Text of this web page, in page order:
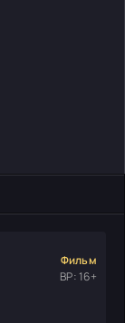
Фильм
ВР: 16+